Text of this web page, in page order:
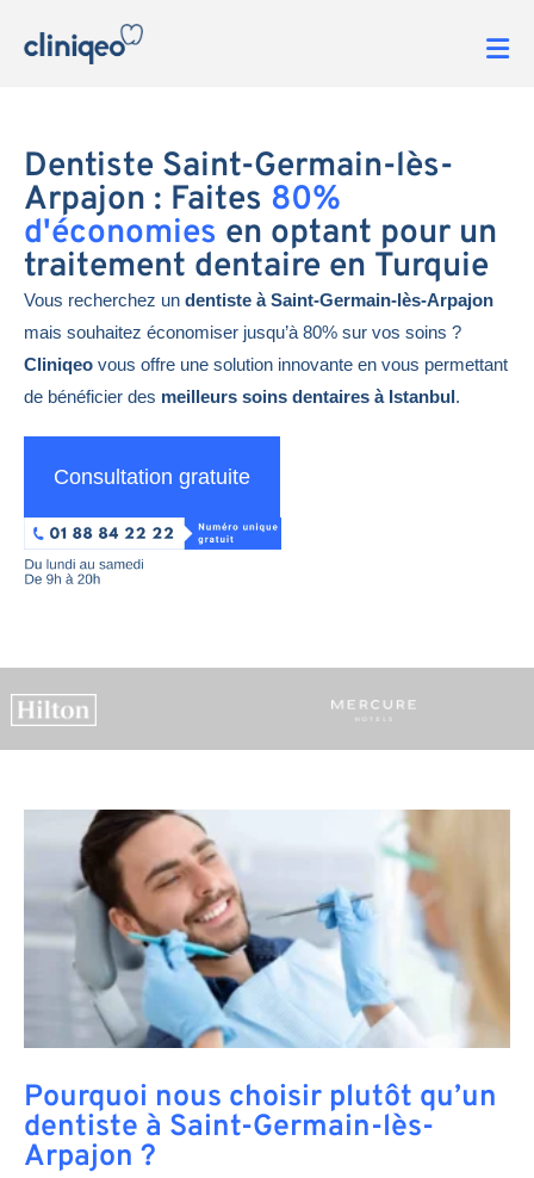
Dentiste Saint-Germain-lès-
Arpajon : Faites 80%
d'économies en optant pour un
traitement dentaire en Turquie
Vous recherchez un dentiste à Saint-Germain-lès-Arpajon
mais souhaitez économiser jusqu’à 80% sur vos soins ?
Cliniqeo vous offre une solution innovante en vous permettant
de bénéficier des meilleurs soins dentaires à Istanbul.
Consultation gratuite
Pourquoi nous choisir plutôt qu’un
dentiste à Saint-Germain-lès-
Arpajon ?